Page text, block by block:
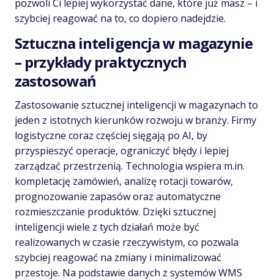
pozwoli Ci lepiej wykorzystać dane, które już masz – i
szybciej reagować na to, co dopiero nadejdzie.
Sztuczna inteligencja w magazynie
– przykłady praktycznych
zastosowań
Zastosowanie sztucznej inteligencji w magazynach to
jeden z istotnych kierunków rozwoju w branży. Firmy
logistyczne coraz częściej sięgają po AI, by
przyspieszyć operacje, ograniczyć błędy i lepiej
zarządzać przestrzenią. Technologia wspiera m.in.
kompletację zamówień, analizę rotacji towarów,
prognozowanie zapasów oraz automatyczne
rozmieszczanie produktów. Dzięki sztucznej
inteligencji wiele z tych działań może być
realizowanych w czasie rzeczywistym, co pozwala
szybciej reagować na zmiany i minimalizować
przestoje. Na podstawie danych z systemów WMS